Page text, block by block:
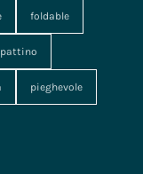
foldable
pieghevole